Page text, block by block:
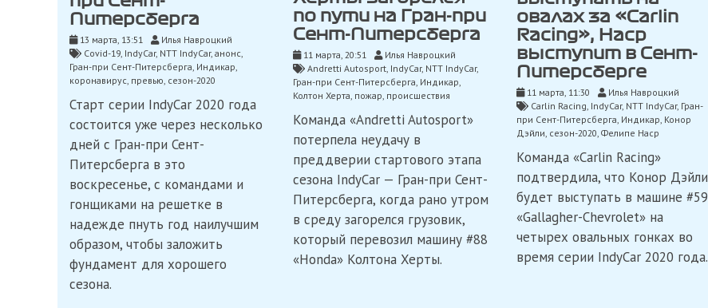
Питерсберга
13 марта, 13:51
Илья Навроцкий
Covid-19 IndyCar, NTT IndyCar, анонс
Гран-при Сент-Питерсберга Индикар
коронавирус превью сезон-2020
Старт серии IndyCar 2020 года
состоится уже через несколько
дней с Гран-при Сент-
Питерсберга в это
воскресенье, с командами и
гонщиками на решетке в
надежде пнуть год наилучшим
образом, чтобы заложить
фундамент для хорошего
сезона.
по пути на Гран-при
Сент-Питерсберга
11 марта, 20:51
Илья Навроцкий
Andretti Autosport, IndyCar, NTT IndyCar,
Гран-при Сент-Питерсберга, Индикар,
Колтон Херта, пожар, происшествия
Команда «Andretti Autosport»
потерпела неудачу в
преддверии стартового этапа
сезона IndyCar — Гран-при Сент-
Питерсберга, когда рано утром
в среду загорелся грузовик,
который перевозил машину #88
«Honda» Колтона Херты.
овалах за «Carlin
Racing», Наср
выступит в Сент-
Питерсберге
11 марта, 11:30
Илья Навроцкий
Carlin Racing IndyCar, NTT IndyCar, Гран-
при Сент-Питерсберга Индикар Конор
Дэйли сезон-2020 Фелипе Наср
Команда «Carlin Racing»
подтвердила, что Конор Дэйли
будет выступать в машине #59
«Gallagher-Chevrolet» на
четырех овальных гонках во
время серии IndyCar 2020 года.